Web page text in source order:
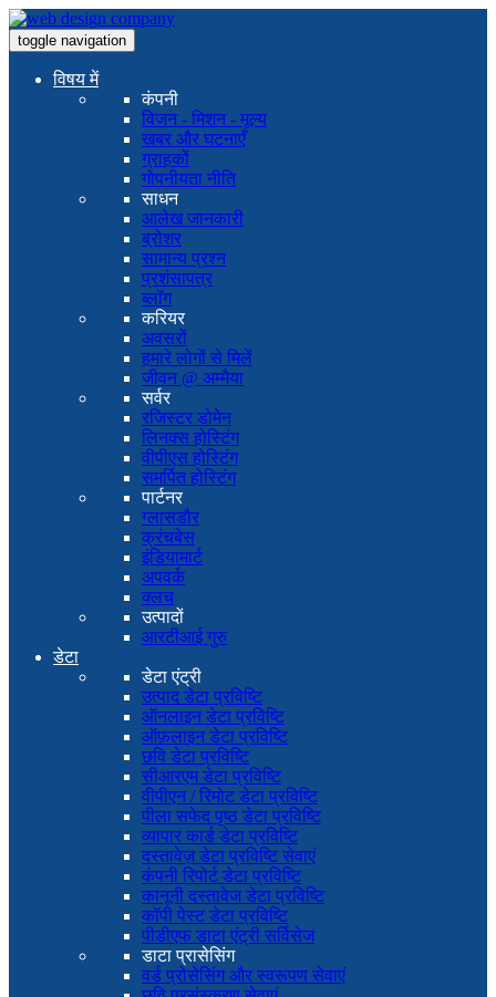
toggle navigation
विषय में
कंपनी
विजन - मिशन - मूल्य
खबर और घटनाएँ
ग्राहकों
गोपनीयता नीति
साधन
आलेख जानकारी
ब्रोशर
सामान्य प्रश्न
प्रशंसापत्र
ब्लॉग
करियर
अवसरों
हमारे लोगों से मिलें
जीवन @ अम्मैया
सर्वर
रजिस्टर डोमेन
लिनक्स होस्टिंग
वीपीएस होस्टिंग
समर्पित होस्टिंग
पार्टनर
ग्लासडौर
क्रंचबेस
इंडियामार्ट
अपवर्क
क्लच
उत्पादों
आरटीआई गुरु
डेटा
डेटा एंट्री
उत्पाद डेटा प्रविष्टि
ऑनलाइन डेटा प्रविष्टि
ऑफ़लाइन डेटा प्रविष्टि
छवि डेटा प्रविष्टि
सीआरएम डेटा प्रविष्टि
वीपीएन / रिमोट डेटा प्रविष्टि
पीला सफेद पृष्ठ डेटा प्रविष्टि
व्यापार कार्ड डेटा प्रविष्टि
दस्तावेज़ डेटा प्रविष्टि सेवाएं
कंपनी रिपोर्ट डेटा प्रविष्टि
कानूनी दस्तावेज डेटा प्रविष्टि
कॉपी पेस्ट डेटा प्रविष्टि
पीडीएफ डाटा एंट्री सर्विसेज
डाटा प्रासेसिंग
वर्ड प्रोसेसिंग और स्वरूपण सेवाएं